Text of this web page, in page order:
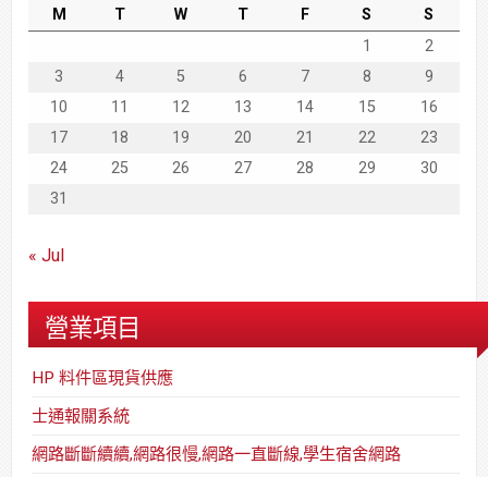
M T W T F S
S
1
2
3
4 5 6 7 8
9
10
11 12 13 14 15
16
17
18 19 20 21 22
23
24
25 26 27 28 29
30
31
« Jul
營業項目
HP 料件區現貨供應
士通報關系統
網路斷斷續續,網路很慢,網路一直斷線,學生宿舍網路